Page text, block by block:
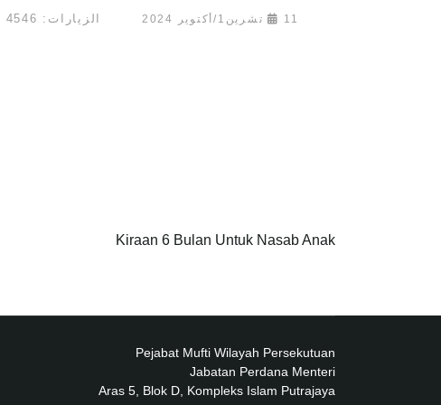
11 تشرين1/أكتوير 2024 الزيارات: 4546
Kiraan 6 Bulan Untuk Nasab Anak
Pejabat Mufti Wilayah Persekutuan
Jabatan Perdana Menteri
Aras 5, Blok D, Kompleks Islam Putrajaya